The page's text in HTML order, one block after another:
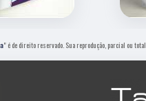
" é de direito reservado. Sua reprodução, parcial ou